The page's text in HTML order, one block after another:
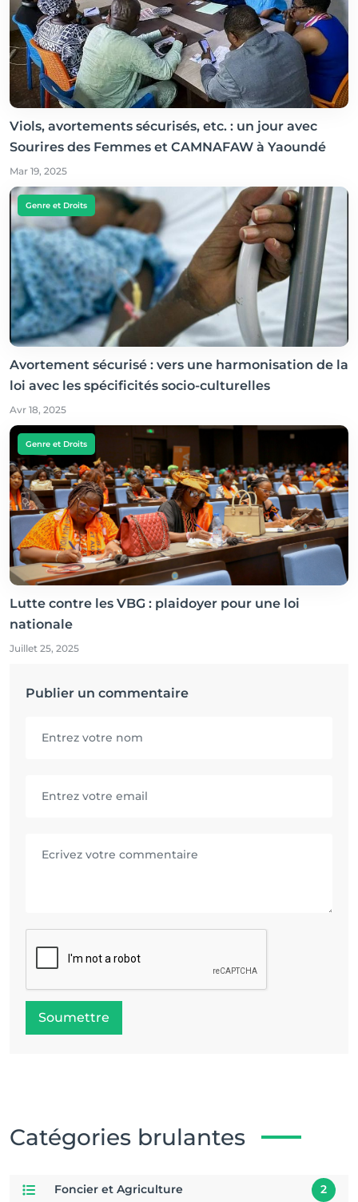
Viols, avortements sécurisés, etc. : un jour avec
Sourires des Femmes et CAMNAFAW à Yaoundé
Mar 19, 2025
Genre et Droits
Avortement sécurisé : vers une harmonisation de la
loi avec les spécificités socio-culturelles
Avr 18, 2025
Genre et Droits
Lutte contre les VBG : plaidoyer pour une loi
nationale
Juillet 25, 2025
Publier un commentaire
Soumettre
Catégories brulantes
Foncier et Agriculture 2